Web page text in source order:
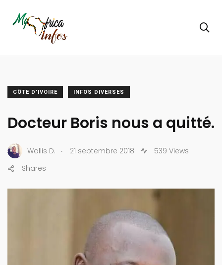
CÔTE D’IVOIRE INFOS DIVERSES
Docteur Boris nous a quitté.
Wallis D. . 21 septembre 2018
539 Views
Shares